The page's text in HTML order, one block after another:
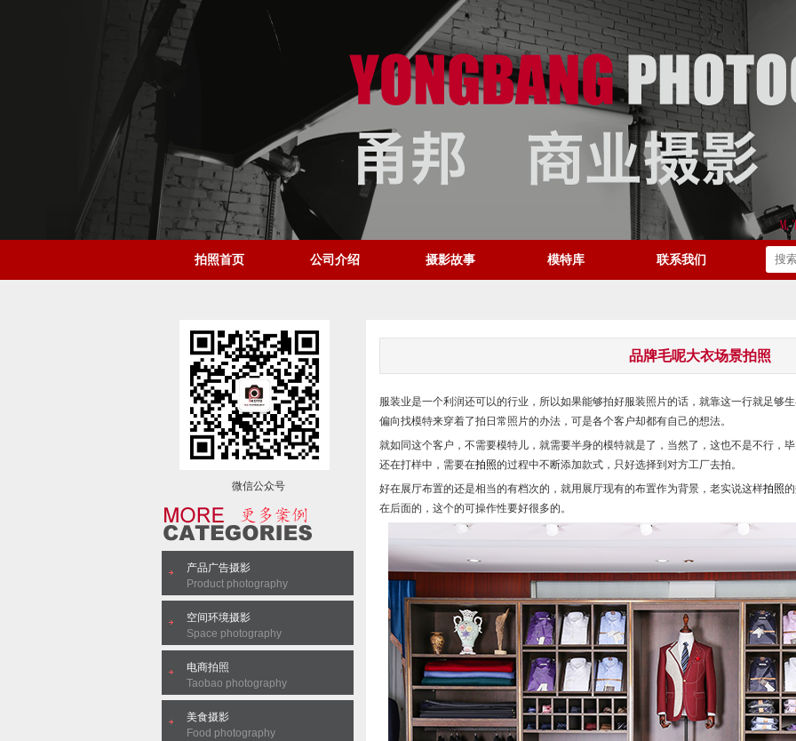
拍照首页 公司介绍 摄影故事 模特库 联系我们
品牌毛呢大衣场景拍照
服装业是一个利润还可以的行业，所以如果能够拍好服装照片的话，就靠这一行就足够
偏向找模特来穿着了拍日常照片的办法，可是各个客户却都有自己的想法。
就如同这个客户，不需要模特儿，就需要半身的模特就是了，当然了，这也不是不行，
还在打样中，需要在拍照的过程中不断添加款式，只好选择到对方工厂去拍。
好在展厅布置的还是相当的有档次的，就用展厅现有的布置作为背景，老实说这样拍照
在后面的，这个的可操作性要好很多的。
微信公众号
产品广告摄影
Product photography
空间环境摄影
Space photography
电商拍照
Taobao photography
美食摄影
Food photography